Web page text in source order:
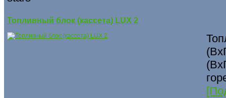
Топливный блок (кассета) LUX 2